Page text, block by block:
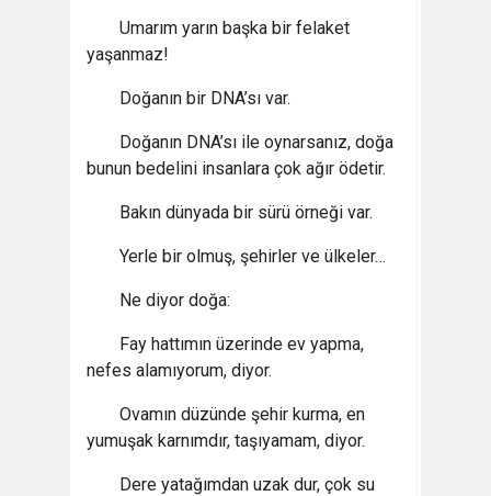
Umarım yarın başka bir felaket
yaşanmaz!
Doğanın bir DNA’sı var.
Doğanın DNA’sı ile oynarsanız, doğa
bunun bedelini insanlara çok ağır ödetir.
Bakın dünyada bir sürü örneği var.
Yerle bir olmuş, şehirler ve ülkeler…
Ne diyor doğa:
Fay hattımın üzerinde ev yapma,
nefes alamıyorum, diyor.
Ovamın düzünde şehir kurma, en
yumuşak karnımdır, taşıyamam, diyor.
Dere yatağımdan uzak dur, çok su